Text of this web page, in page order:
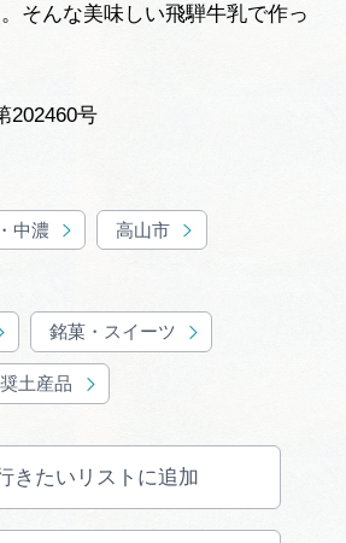
問い合わせ
そんな美味しい飛騨牛乳で作っ
号
中濃 高山市
銘菓・スイーツ
土産品
きたいリストに追加